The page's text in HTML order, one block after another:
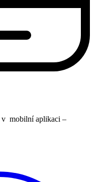
v mobilní aplikaci –